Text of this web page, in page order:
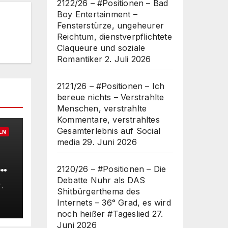
2122/26 – #Positionen – Bad
Boy Entertainment –
Fensterstürze, ungeheurer
Reichtum, dienstverpflichtete
Claqueure und soziale
Romantiker 2. Juli 2026
2121/26 – #Positionen – Ich
bereue nichts – Verstrahlte
Menschen, verstrahlte
Kommentare, verstrahltes
Gesamterlebnis auf Social
media 29. Juni 2026
2120/26 – #Positionen – Die
Debatte Nuhr als DAS
Shitbürgerthema des
Internets – 36° Grad, es wird
noch heißer #Tageslied 27.
Juni 2026